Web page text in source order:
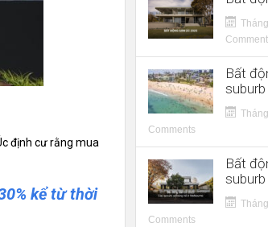
định cư rằng mua
kể từ thời
Bất
Comments
Bất
Comments